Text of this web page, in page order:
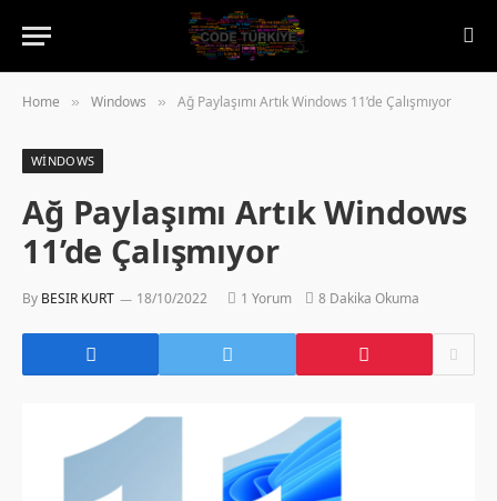
Home » Windows » Ağ Paylaşımı Artık Windows 11’de Çalışmıyor
WINDOWS
Ağ Paylaşımı Artık Windows
11’de Çalışmıyor
By BESIR KURT 18/10/2022 1 Yorum 8 Dakika Okuma